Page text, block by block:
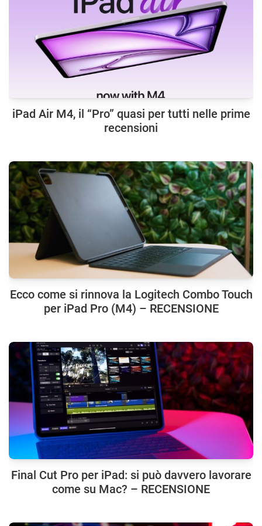
iPad Air M4, il “Pro” quasi per tutti nelle prime
recensioni
Ecco come si rinnova la Logitech Combo Touch
per iPad Pro (M4) – RECENSIONE
Final Cut Pro per iPad: si può davvero lavorare
come su Mac? – RECENSIONE